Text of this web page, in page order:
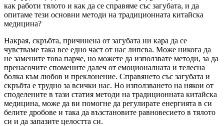
как работи тялото и как да се справяме със загубата, и да
опитаме тези основни методи на традиционната китайска
медицина?
Накрая, скръбта, причинена от загубата ни кара да се
чувстваме така все едно част от нас липсва. Може никога да
не замените това парче, но можете да използвате методи, за да
пренасочите спомените далеч от емоционалната и телесна
болка към любов и преклонение. Справянето със загубата и
скръбта е трудно за всички нас. Но използването на някои от
споделените в тази статия методи на традиционната китайска
медицина, може да ви помогне да регулирате енергията в си
белите дробове и така да възстановите равновесието в тялото
си и да запазите целостта си.